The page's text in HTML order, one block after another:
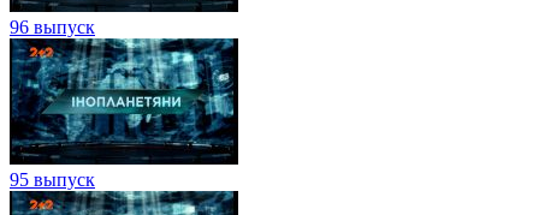
96 выпуск
95 выпуск